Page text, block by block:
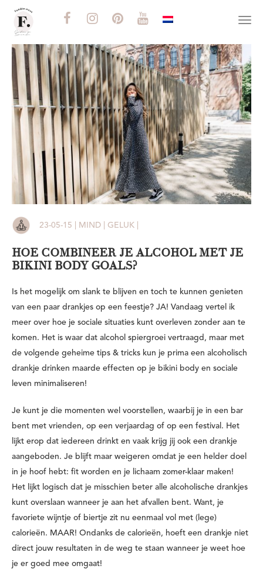
23-05-15 | MIND | GELUK |
HOE COMBINEER JE ALCOHOL MET JE
BIKINI BODY GOALS?
Is het mogelijk om slank te blijven en toch te kunnen genieten
van een paar drankjes op een feestje? JA! Vandaag vertel ik
meer over hoe je sociale situaties kunt overleven zonder aan te
komen. Het is waar dat alcohol spiergroei vertraagd, maar met
de volgende geheime tips & tricks kun je prima een alcoholisch
drankje drinken maarde effecten op je bikini body en sociale
leven minimaliseren!
Je kunt je die momenten wel voorstellen, waarbij je in een bar
bent met vrienden, op een verjaardag of op een festival. Het
lijkt erop dat iedereen drinkt en vaak krijg jij ook een drankje
aangeboden. Je blijft maar weigeren omdat je een helder doel
in je hoof hebt: fit worden en je lichaam zomer-klaar maken!
Het lijkt logisch dat je misschien beter alle alcoholische drankjes
kunt overslaan wanneer je aan het afvallen bent. Want, je
favoriete wijntje of biertje zit nu eenmaal vol met (lege)
calorieën. MAAR! Ondanks de calorieën, hoeft een drankje niet
direct jouw resultaten in de weg te staan wanneer je weet hoe
je er goed mee omgaat!